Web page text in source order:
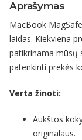
Aprašymas
MacBook
laidas. Kiekviena
patikrinama mūsų
patenkinti prekės
Verta žinoti:
Aukštos
originalaus.